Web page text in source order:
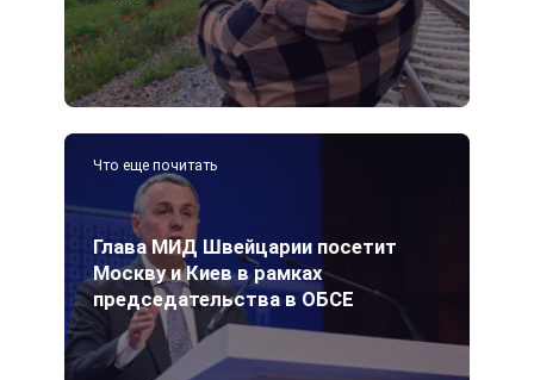
Что еще почитать
Глава МИД Швейцарии посетит
Москву и Киев в рамках
председательства в ОБСЕ